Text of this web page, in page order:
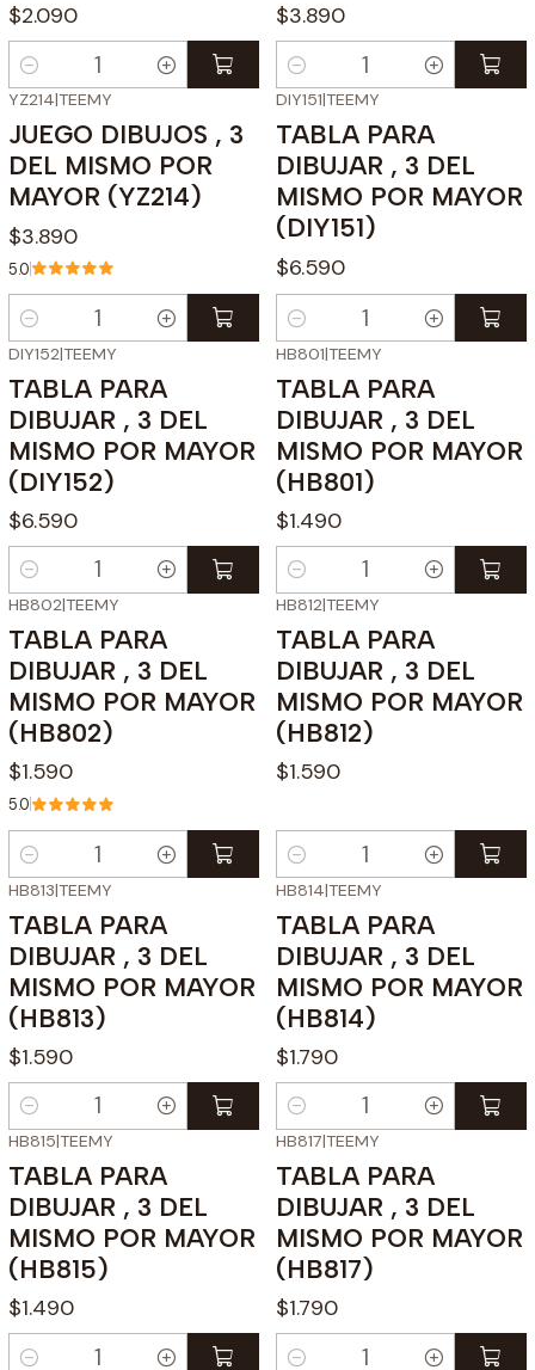
$2.090
Cantidad
$3.890
Cantidad
YZ214|TEEMY
JUEGO DIBUJOS , 3
DEL MISMO POR
MAYOR (YZ214)
$3.890
5.0
Cantidad
DIY151|TEEMY
TABLA PARA
DIBUJAR , 3 DEL
MISMO POR MAYOR
(DIY151)
$6.590
Cantidad
DIY152|TEEMY
TABLA PARA
DIBUJAR , 3 DEL
MISMO POR MAYOR
(DIY152)
$6.590
Cantidad
HB801|TEEMY
TABLA PARA
DIBUJAR , 3 DEL
MISMO POR MAYOR
(HB801)
$1.490
Cantidad
HB802|TEEMY
TABLA PARA
DIBUJAR , 3 DEL
MISMO POR MAYOR
(HB802)
$1.590
5.0
Cantidad
HB812|TEEMY
TABLA PARA
DIBUJAR , 3 DEL
MISMO POR MAYOR
(HB812)
$1.590
Cantidad
HB813|TEEMY
TABLA PARA
DIBUJAR , 3 DEL
MISMO POR MAYOR
(HB813)
$1.590
Cantidad
HB814|TEEMY
TABLA PARA
DIBUJAR , 3 DEL
MISMO POR MAYOR
(HB814)
$1.790
Cantidad
HB815|TEEMY
TABLA PARA
DIBUJAR , 3 DEL
MISMO POR MAYOR
(HB815)
$1.490
HB817|TEEMY
TABLA PARA
DIBUJAR , 3 DEL
MISMO POR MAYOR
(HB817)
$1.790